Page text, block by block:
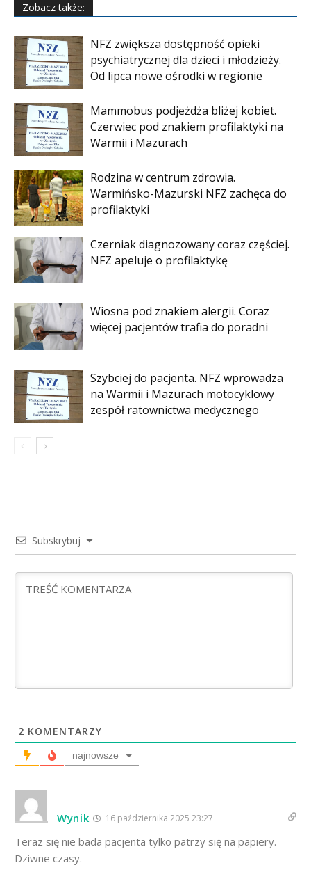
Zobacz także:
NFZ zwiększa dostępność opieki
psychiatrycznej dla dzieci i młodzieży.
Od lipca nowe ośrodki w regionie
Mammobus podjeżdża bliżej kobiet.
Czerwiec pod znakiem profilaktyki na
Warmii i Mazurach
Rodzina w centrum zdrowia.
Warmińsko-Mazurski NFZ zachęca do
profilaktyki
Czerniak diagnozowany coraz częściej.
NFZ apeluje o profilaktykę
Wiosna pod znakiem alergii. Coraz
więcej pacjentów trafia do poradni
Szybciej do pacjenta. NFZ wprowadza
na Warmii i Mazurach motocyklowy
zespół ratownictwa medycznego
Subskrybuj
2 KOMENTARZY
najnowsze
Wynik 16 października 2025 23:27
Teraz się nie bada pacjenta tylko patrzy się na papiery.
Dziwne czasy.